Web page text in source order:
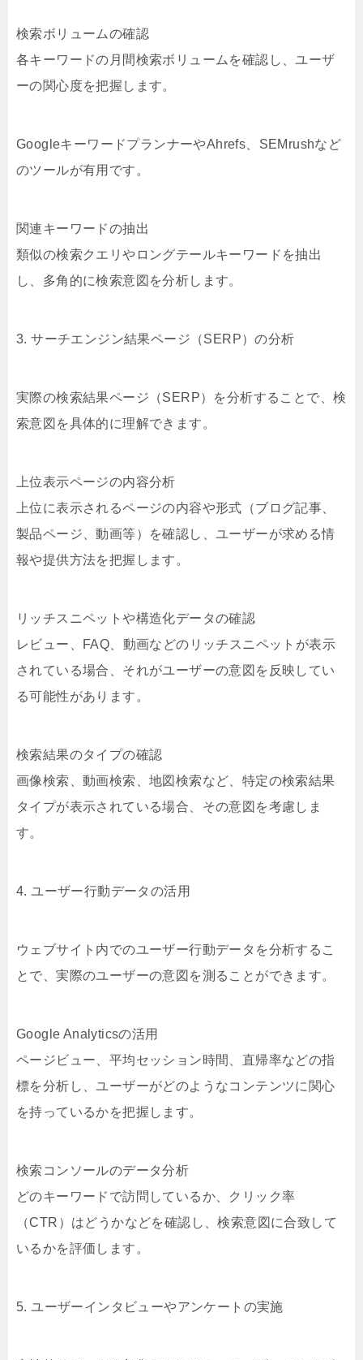
検索ボリュームの確認
各キーワードの月間検索ボリュームを確認し、ユーザ
ーの関心度を把握します。
GoogleキーワードプランナーやAhrefs、SEMrushなど
のツールが有用です。
関連キーワードの抽出
類似の検索クエリやロングテールキーワードを抽出
し、多角的に検索意図を分析します。
3. サーチエンジン結果ページ（SERP）の分析
実際の検索結果ページ（SERP）を分析することで、検
索意図を具体的に理解できます。
上位表示ページの内容分析
上位に表示されるページの内容や形式（ブログ記事、
製品ページ、動画等）を確認し、ユーザーが求める情
報や提供方法を把握します。
リッチスニペットや構造化データの確認
レビュー、FAQ、動画などのリッチスニペットが表示
されている場合、それがユーザーの意図を反映してい
る可能性があります。
検索結果のタイプの確認
画像検索、動画検索、地図検索など、特定の検索結果
タイプが表示されている場合、その意図を考慮しま
す。
4. ユーザー行動データの活用
ウェブサイト内でのユーザー行動データを分析するこ
とで、実際のユーザーの意図を測ることができます。
Google Analyticsの活用
ページビュー、平均セッション時間、直帰率などの指
標を分析し、ユーザーがどのようなコンテンツに関心
を持っているかを把握します。
検索コンソールのデータ分析
どのキーワードで訪問しているか、クリック率
（CTR）はどうかなどを確認し、検索意図に合致して
いるかを評価します。
5. ユーザーインタビューやアンケートの実施